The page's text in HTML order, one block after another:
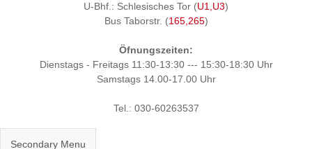
U-Bhf.: Schlesisches Tor (U1,U3)
Bus Taborstr. (165,265)
Öfnungszeiten:
Dienstags - Freitags 11:30-13:30 --- 15:30-18:30 Uhr
Samstags 14.00-17.00 Uhr
Tel.: 030-60263537
Secondary Menu